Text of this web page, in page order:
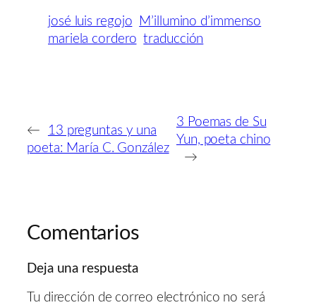
josé luis regojo
M’illumino d’immenso
mariela cordero traducción
←
13 preguntas y una
poeta: María C. González
3 Poemas de Su
Yun, poeta chino
→
Comentarios
Deja una respuesta
Tu dirección de correo electrónico no será